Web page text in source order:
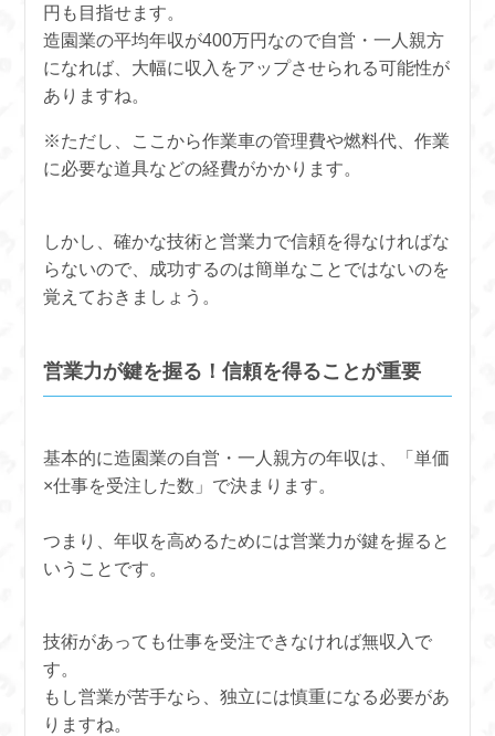
円も目指せます。
造園業の平均年収が400万円なので自営・一人親方
になれば、大幅に収入をアップさせられる可能性が
ありますね。
※ただし、ここから作業車の管理費や燃料代、作業
に必要な道具などの経費がかかります。
しかし、確かな技術と営業力で信頼を得なければな
らないので、成功するのは簡単なことではないのを
覚えておきましょう。
営業力が鍵を握る！信頼を得ることが重要
基本的に造園業の自営・一人親方の年収は、「単価
×仕事を受注した数」で決まります。
つまり、年収を高めるためには営業力が鍵を握ると
いうことです。
技術があっても仕事を受注できなければ無収入で
す。
もし営業が苦手なら、独立には慎重になる必要があ
りますね。